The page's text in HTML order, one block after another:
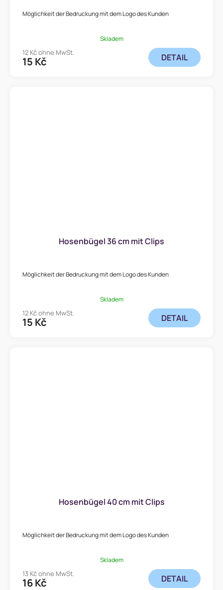
Möglichkeit der Bedruckung mit dem Logo des Kunden
Skladem
12 Kč ohne MwSt.
15 Kč DETAIL
Hosenbügel 36 cm mit Clips
Möglichkeit der Bedruckung mit dem Logo des Kunden
Skladem
12 Kč ohne MwSt.
15 Kč DETAIL
Hosenbügel 40 cm mit Clips
Möglichkeit der Bedruckung mit dem Logo des Kunden
Skladem
13 Kč ohne MwSt.
16 Kč DETAIL